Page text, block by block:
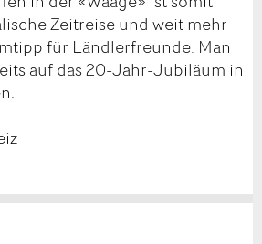
Zeitreise und weit mehr
für Ländlerfreunde. Man
auf das 20-Jahr-Jubiläum in